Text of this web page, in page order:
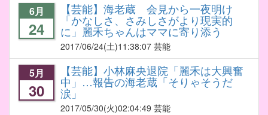
6月
24
【芸能】海老蔵 会見から一夜明け
「かなしさ、さみしさがより現実的
に」麗禾ちゃんはママに寄り添う
2017/06/24(土)11:38:07 芸能
5月
30
【芸能】小林麻央退院「麗禾は大興奮
中」…報告の海老蔵「そりゃそうだ
涙」
2017/05/30(火)02:04:49 芸能